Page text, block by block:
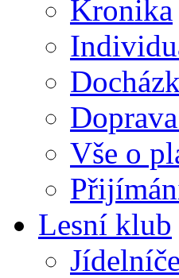
Kronika
Vše o
Lesní klub